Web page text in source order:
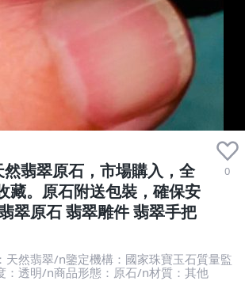
翡翠原石，市場購入，全
藏。原石附送包裝，確保安
翠原石 翡翠雕件 翡翠手把
0
天然翡翠/n鑒定機構：國家珠寶玉石質量監
：透明/n商品形態：原石/n材質：其他